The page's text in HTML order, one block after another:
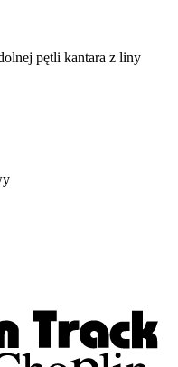
pętli kantara z liny